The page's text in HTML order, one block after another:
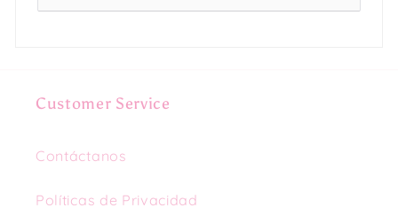
Customer Service
Contáctanos
Políticas de Privacidad